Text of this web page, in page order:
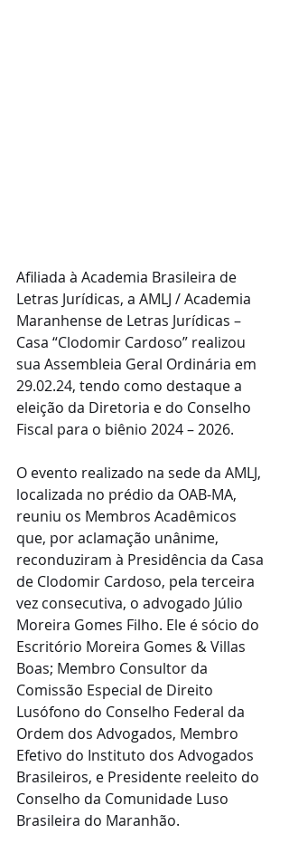
Afiliada à Academia Brasileira de
Letras Jurídicas, a AMLJ / Academia
Maranhense de Letras Jurídicas –
Casa “Clodomir Cardoso” realizou
sua Assembleia Geral Ordinária em
29.02.24, tendo como destaque a
eleição da Diretoria e do Conselho
Fiscal para o biênio 2024 – 2026.
O evento realizado na sede da AMLJ,
localizada no prédio da OAB-MA,
reuniu os Membros Acadêmicos
que, por aclamação unânime,
reconduziram à Presidência da Casa
de Clodomir Cardoso, pela terceira
vez consecutiva, o advogado Júlio
Moreira Gomes Filho. Ele é sócio do
Escritório Moreira Gomes & Villas
Boas; Membro Consultor da
Comissão Especial de Direito
Lusófono do Conselho Federal da
Ordem dos Advogados, Membro
Efetivo do Instituto dos Advogados
Brasileiros, e Presidente reeleito do
Conselho da Comunidade Luso
Brasileira do Maranhão.